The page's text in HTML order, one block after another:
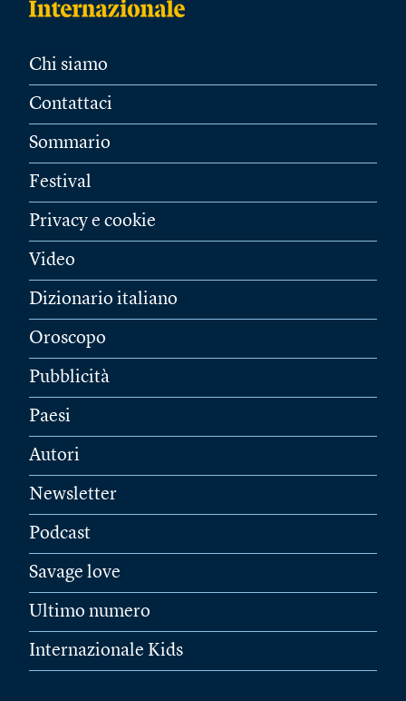
Chi siamo
Contattaci
Sommario
Festival
Privacy e cookie
Video
Dizionario italiano
Oroscopo
Pubblicità
Paesi
Autori
Newsletter
Podcast
Savage love
Ultimo numero
Internazionale Kids